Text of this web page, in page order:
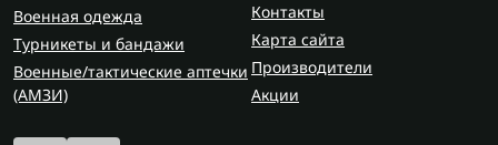
Военная одежда
Турникеты и бандажи
Военные/тактические аптечки
(AMЗИ)
Контакты
Карта сайта
Производители
Акции